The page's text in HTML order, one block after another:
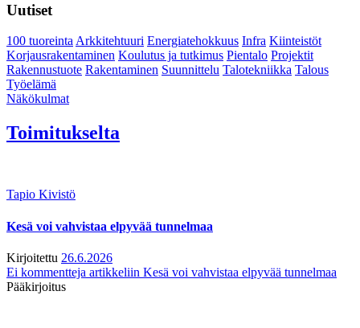
Uutiset
100 tuoreintaArkkitehtuuri Energiatehokkuus Infra Kiinteistöt
Korjausrakentaminen Koulutus ja tutkimus Pientalo Projektit
Rakennustuote Rakentaminen Suunnittelu Talotekniikka Talous
Työelämä
Näkökulmat
Toimitukselta
Tapio Kivistö
Kesä voi vahvistaa elpyvää tunnelmaa
Kirjoitettu 26.6.2026
Ei kommentteja artikkeliin Kesä voi vahvistaa elpyvää tunnelmaa
Pääkirjoitus